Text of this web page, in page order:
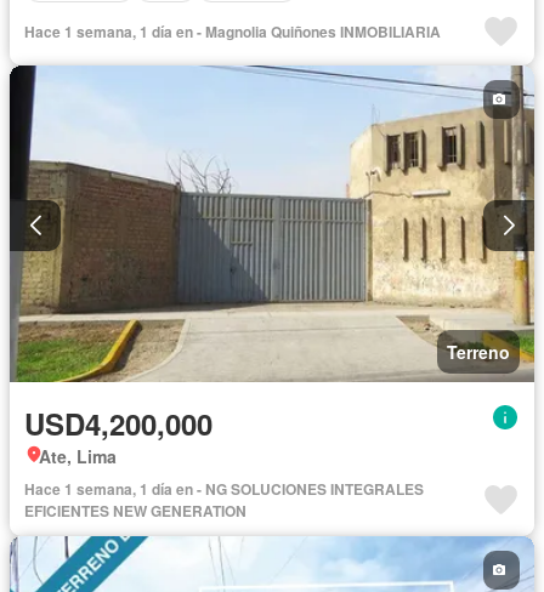
Hace 1 semana, 1 día en - Magnolia Quiñones INMOBILIARIA
Terreno
USD4,200,000
Ate, Lima
Hace 1 semana, 1 día en - NG SOLUCIONES INTEGRALES
EFICIENTES NEW GENERATION